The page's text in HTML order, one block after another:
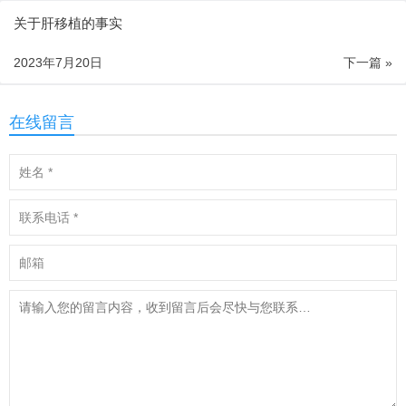
关于肝移植的事实
下一篇 »
2023年7月20日
在线留言